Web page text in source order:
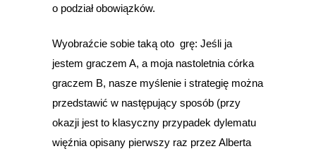
o podział obowiązków.
Wyobraźcie sobie taką oto grę: Jeśli ja
jestem graczem A, a moja nastoletnia córka
graczem B, nasze myślenie i strategię można
przedstawić w następujący sposób (przy
okazji jest to klasyczny przypadek dylematu
więźnia opisany pierwszy raz przez Alberta